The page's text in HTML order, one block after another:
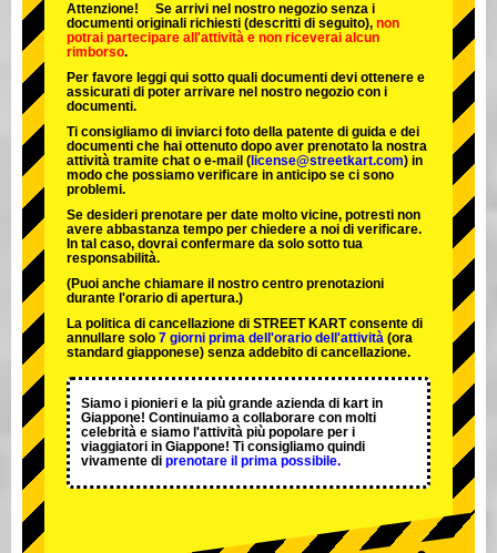
Tokyo Asakusa Osaka
Okinawa
Attenzione! Se arrivi nel nostro negozio senza i
documenti originali richiesti (descritti di seguito), non
potrai partecipare all'attività e non riceverai alcun
rimborso.
Per favore leggi qui sotto quali documenti devi ottenere e
assicurati di poter arrivare nel nostro negozio con i
documenti.
Ti consigliamo di inviarci foto della patente di guida e dei
documenti che hai ottenuto dopo aver prenotato la nostra
attività tramite chat o e-mail ( license@streetkart.com) in
modo che possiamo verificare in anticipo se ci sono
problemi.
Se desideri prenotare per date molto vicine, potresti non
avere abbastanza tempo per chiedere a noi di verificare.
In tal caso, dovrai confermare da solo sotto tua
responsabilità.
(Puoi anche chiamare il nostro centro prenotazioni
durante l'orario di apertura.)
La politica di cancellazione di STREET KART consente di
annullare solo 7 giorni prima dell'orario dell'attività (ora
standard giapponese) senza addebito di cancellazione.
Siamo i pionieri e la più grande azienda di kart in
Giappone! Continuiamo a collaborare con molti
celebrità e siamo l'attività più popolare per i
viaggiatori in Giappone! Ti consigliamo quindi
vivamente di prenotare il prima possibile.